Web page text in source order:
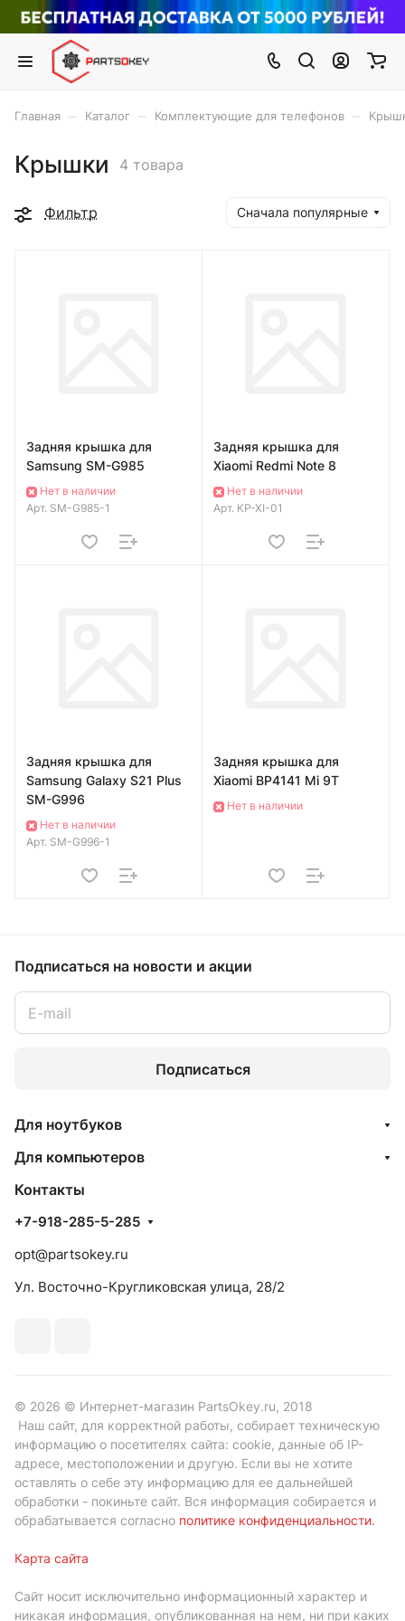
Главная Каталог Комплектующие для телефонов
Крышки 4 товара
Фильтр Сначала популярные
Задняя крышка для
Samsung SM-G985
Нет в наличии
Арт. SM-G985-1
Задняя крышка для
Xiaomi Redmi Note 8
Нет в наличии
Арт. KP-XI-01
Задняя крышка для
Samsung Galaxy S21 Plus
SM-G996
Нет в наличии
Арт. SM-G996-1
Задняя крышка для
Xiaomi BP4141 Mi 9T
Нет в наличии
Подписаться на новости и акции
Подписаться
Для ноутбуков
Для компьютеров
Контакты
+7-918-285-5-285
opt@partsokey.ru
Ул. Восточно-Кругликовская улица, 28/2
© 2026 © Интернет-магазин PartsOkey.ru, 2018
Наш сайт, для корректной работы, собирает техническую
информацию о посетителях сайта: cookie, данные об IP-
адресе, местоположении и другую. Если вы не хотите
оставлять о себе эту информацию для ее дальнейшей
обработки - покиньте сайт. Вся информация собирается и
обрабатывается согласно политике конфиденциальности.
Карта сайта
Сайт носит исключительно информационный характер и
никакая информация, опубликованная на нем, ни при каких